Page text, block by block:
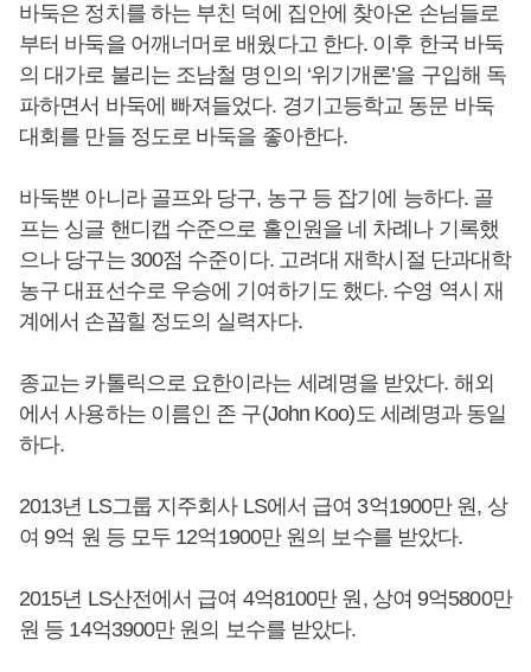
바둑은 정치를 하는 부친 덕에 집안에 찾아온 손님들로
부터 바둑을 어깨너머로 배웠다고 한다. 이후 한국 바둑
의 대가로 불리는 조남철 명인의 ‘위기개론’을 구입해 독
파하면서 바둑에 빠져들었다. 경기고등학교 동문 바둑
대회를 만들 정도로 바둑을 좋아한다.
바둑뿐 아니라 골프와 당구, 농구 등 잡기에 능하다. 골
프는 싱글 핸디캡 수준으로 홀인원을 네 차례나 기록했
으나 당구는 300점 수준이다. 고려대 재학시절 단과대학
농구 대표선수로 우승에 기여하기도 했다. 수영 역시 재
계에서 손꼽힐 정도의 실력자다.
종교는 카톨릭으로 요한이라는 세례명을 받았다. 해외
에서 사용하는 이름인 존 구(John Koo)도 세례명과 동일
하다.
2013년 LS그룹 지주회사 LS에서 급여 3억1900만 원, 상
여 9억 원 등 모두 12억1900만 원의 보수를 받았다.
2015년 LS산전에서 급여 4억8100만 원, 상여 9억5800만
원 등 14억3900만 원의 보수를 받았다.